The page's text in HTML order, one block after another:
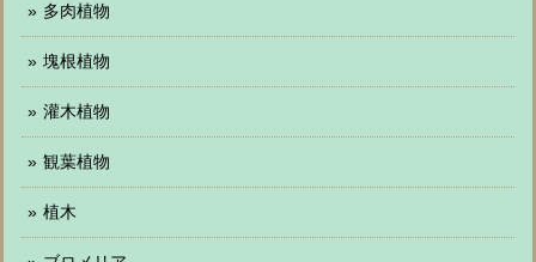
多肉植物
塊根植物
灌木植物
観葉植物
植木